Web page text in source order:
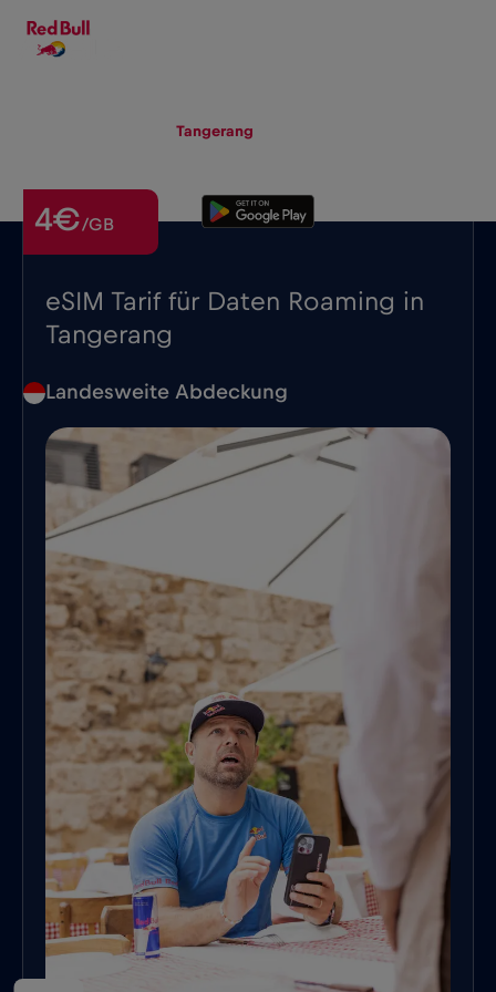
Tangerang
eSIM Tarif für Daten Roaming in
Tangerang
4€/GB
Landesweite Abdeckung